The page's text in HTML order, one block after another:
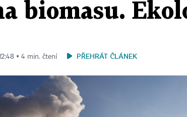
biomasu.
▪ 4 min. čtení PŘEHRÁT ČLÁNEK